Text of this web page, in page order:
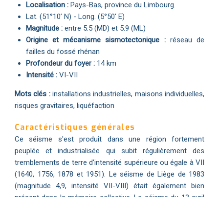
Localisation :Pays-Bas, province du Limbourg.
Lat. (51°10’ N) - Long. (5°50' E)
Magnitude :entre 5.5 (MD) et 5.9 (ML)
Origine et mécanisme sismotectonique :réseau de
failles du fossé rhénan
Profondeur du foyer : 14 km
Intensité :VI-VII
Mots clés : installations industrielles, maisons individuelles,
risques gravitaires, liquéfaction
Caractéristiques générales
Ce séisme s'est produit dans une région fortement
peuplée et industrialisée qui subit régulièrement des
tremblements de terre d'intensité supérieure ou égale à VII
(1640, 1756, 1878 et 1951). Le séisme de Liège de 1983
(magnitude 4,9, intensité VII-VIII) était également bien